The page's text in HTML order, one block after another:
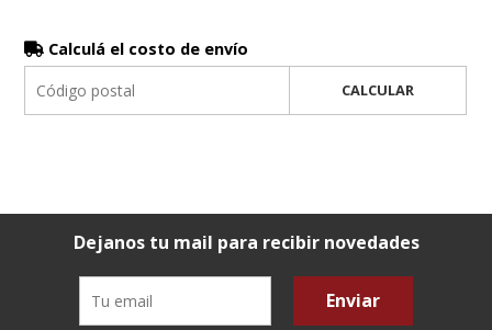
Calculá el costo de envío
CALCULAR
Dejanos tu mail para recibir novedades
Enviar